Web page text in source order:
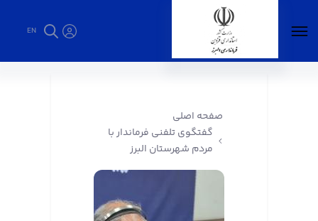
EN
صفحه اصلی
گفتگوی تلفنی فرماندار با
مردم شهرستان البرز